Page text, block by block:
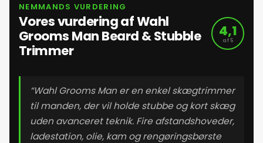
21. maj 2026
22. maj 2026
23. maj 2026
24. maj 2026
NEMMANDS VURDERING
Vores vurdering af Wahl
Grooms Man Beard & Stubble
Trimmer
4,1
af 5
“Wahl Grooms Man er en enkel skægtrimmer
til manden, der vil holde stubbe og kort skæg
uden avanceret teknik. Fire afstandshoveder,
ladestation, olie, kam og rengøringsbørste